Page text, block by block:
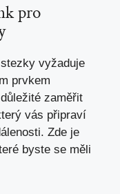
pro
vyžaduje
prvkem
zaměřit
vás připraví
Zde je
byste se měli